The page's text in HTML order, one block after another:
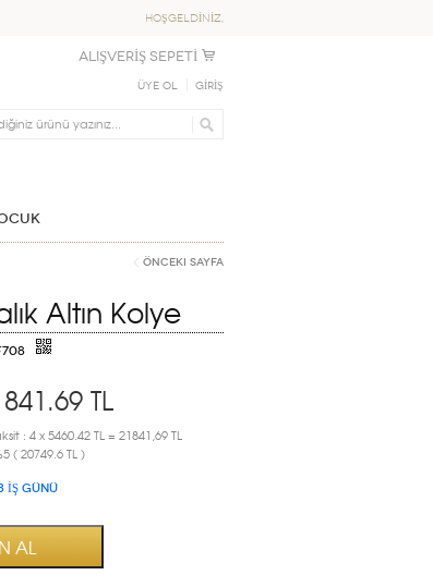
HOŞGELDİNİZ,
ALIŞVERİŞ SEPETİ
Üye Ol GİRİŞ
Önceki Sayfa
Altın Kolye
TL
: 4 x 5460.42 TL = 21841,69 TL
( 20749.6 TL )
İŞ GÜNÜ